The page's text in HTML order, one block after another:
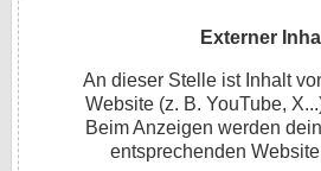
Externer
An dieser Stelle ist Inhalt
Website (z. B. YouTube,
Beim Anzeigen werden
entsprechenden